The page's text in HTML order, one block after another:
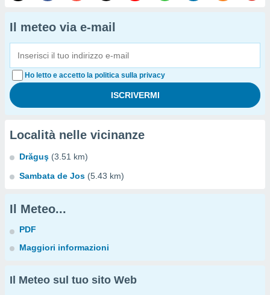
Il meteo via e-mail
Ho letto e accetto la politica sulla privacy
Località nelle vicinanze
Drăguş (3.51 km)
Sambata de Jos (5.43 km)
Il Meteo...
PDF
Maggiori informazioni
Il Meteo sul tuo sito Web